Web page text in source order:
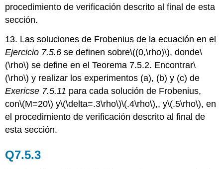
procedimiento de verificación descrito al final de esta
sección.
13. Las soluciones de Frobenius de la ecuación en el
Ejercicio 7.5.6 se definen sobre\((0,\rho)\), donde\
(\rho\) se define en el Teorema 7.5.2. Encontrar\
(\rho\) y realizar los experimentos (a), (b) y (c) de
Exericse 7.5.11 para cada solución de Frobenius,
con\(M=20\) y\(\delta=.3\rho\)\(.4\rho\),, y\(.5\rho\), en
el procedimiento de verificación descrito al final de
esta sección.
Q7.5.3